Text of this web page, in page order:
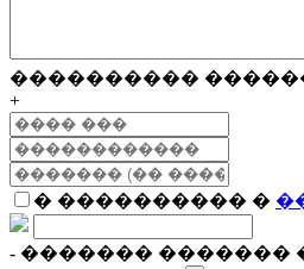
����������
+
� ���������� �
- ������� �������